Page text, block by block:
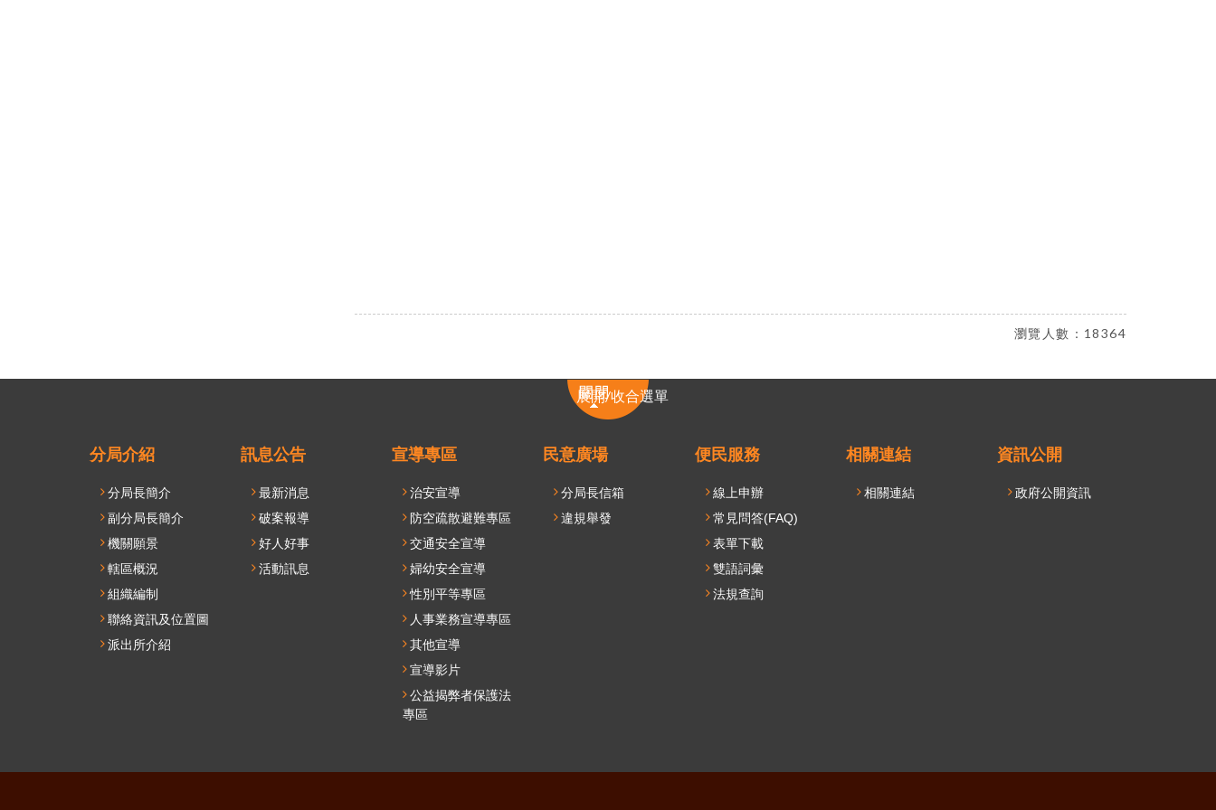
瀏覽人數：18364
展開/收合選單
分局介紹
分局長簡介
副分局長簡介
機關願景
轄區概況
組織編制
聯絡資訊及位置圖
派出所介紹
訊息公告
最新消息
破案報導
好人好事
活動訊息
宣導專區
治安宣導
防空疏散避難專區
交通安全宣導
婦幼安全宣導
性別平等專區
人事業務宣導專區
其他宣導
宣導影片
公益揭弊者保護法
專區
民意廣場
分局長信箱
違規舉發
便民服務
線上申辦
常見問答(FAQ)
表單下載
雙語詞彙
法規查詢
相關連結
相關連結
資訊公開
政府公開資訊